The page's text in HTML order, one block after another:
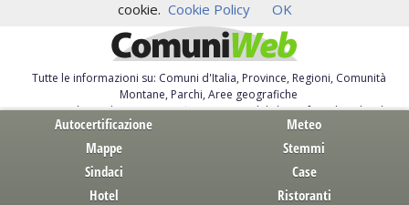
cookie. Cookie Policy OK
Tutte le informazioni su: Comuni d'Italia, Province, Regioni, Comunità
Montane, Parchi, Aree geografiche
Servizi al Cittadino. Autocertificazione, moduli, leggi, free download
Autocertificazione
Meteo
Mappe
Stemmi
Sindaci
Case
Hotel
Ristoranti